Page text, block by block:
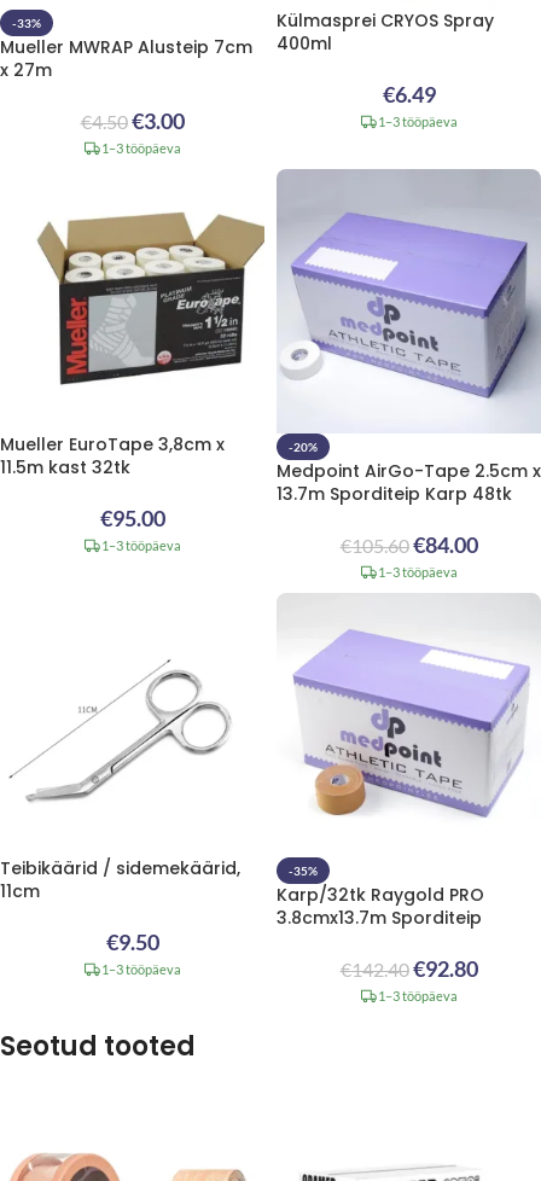
-33%
Mueller MWRAP Alusteip 7cm
x 27m
€4.50€3.00
1–3 tööpäeva
Külmasprei CRYOS Spray
400ml
€6.49
1–3 tööpäeva
Mueller EuroTape 3,8cm x
11.5m kast 32tk
€95.00
1–3 tööpäeva
-20%
Medpoint AirGo-Tape 2.5cm x
13.7m Sporditeip Karp 48tk
€105.60€84.00
1–3 tööpäeva
Teibikäärid / sidemekäärid,
11cm
€9.50
1–3 tööpäeva
-35%
Karp/32tk Raygold PRO
3.8cmx13.7m Sporditeip
€142.40€92.80
1–3 tööpäeva
Seotud tooted